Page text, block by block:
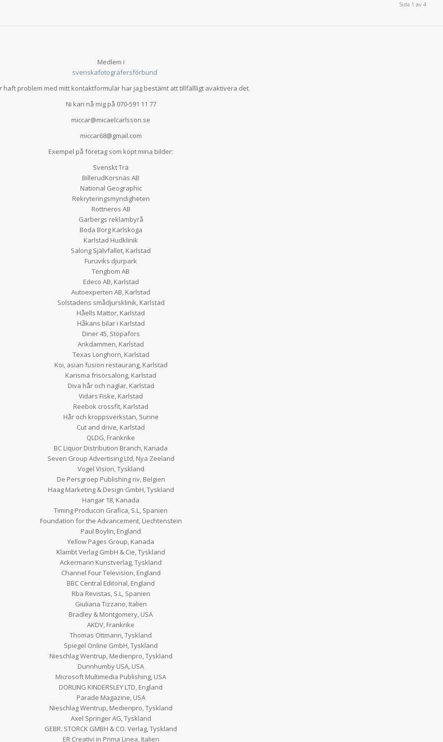
Sida 1 av 4
Medlem i
haft problem med mitt kontaktformulär har jag bestämt att tillfällligt avaktivera det.
Ni kan nå mig på 070-591 11 77
miccar@micaelcarlsson.se
miccar68@gmail.com
Exempel på företag som köpt mina bilder:
Svenskt Trä
BillerudKorsnäs AB
National Geographic
Rekryteringsmyndigheten
Rottneros AB
Garbergs reklambyrå
Boda Borg Karlskoga
Karlstad Hudklinik
Salong Självfallet, Karlstad
Furuviks djurpark
Tengbom AB
Edeco AB, Karlstad
Autoexperten AB, Karlstad
Solstadens smådjursklinik, Karlstad
Håells Mattor, Karlstad
Håkans bilar i Karlstad
Diner 45, Stöpafors
Ankdammen, Karlstad
Texas Longhorn, Karlstad
Koi, asian fusion restaurang, Karlstad
Karisma frisörsalong, Karlstad
Diva hår och naglar, Karlstad
Vidars Fiske, Karlstad
Reebok crossfit, Karlstad
Hår och kroppsverkstan, Sunne
Cut and drive, Karlstad
QLDG, Frankrike
BC Liquor Distribution Branch, Kanada
Seven Group Advertising Ltd, Nya Zeeland
Vogel Vision, Tyskland
De Persgroep Publishing nv, Belgien
Haag Marketing & Design GmbH, Tyskland
Hangar 18, Kanada
Timing Produccin Grafica, S.L, Spanien
Foundation for the Advancement, Liechtenstein
Paul Boylin, England
Yellow Pages Group, Kanada
Klambt Verlag GmbH & Cie, Tyskland
Ackermann Kunstverlag, Tyskland
Channel Four Television, England
BBC Central Editorial, England
Rba Revistas, S.L, Spanien
Giuliana Tizzano, Italien
Bradley & Montgomery, USA
AKDV, Frankrike
Thomas Ottmann, Tyskland
Spiegel Online GmbH, Tyskland
Nieschlag Wentrup, Medienpro, Tyskland
Dunnhumby USA, USA
Microsoft Multimedia Publishing, USA
DORLING KINDERSLEY LTD, England
Parade Magazine, USA
Nieschlag Wentrup, Medienpro, Tyskland
Axel Springer AG, Tyskland
GEBR. STORCK GMBH & CO. Verlag, Tyskland
ER Creativi in Prima Linea, Italien